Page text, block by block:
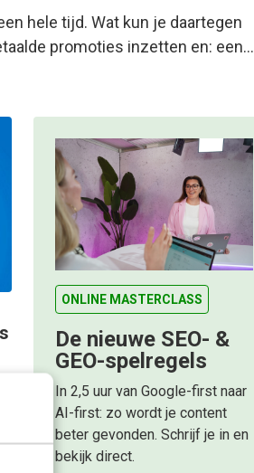
hele tijd. Wat kun je daartegen
promoties inzetten en: een…
ONLINE MASTERCLASS
De nieuwe SEO- &
GEO-spelregels
In 2,5 uur van Google-first naar
AI-first: zo wordt je content
beter gevonden. Schrijf je in en
bekijk direct.